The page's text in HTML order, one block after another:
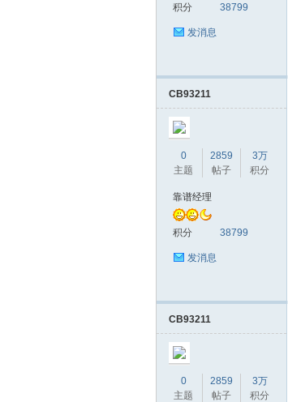
积分 38799
发消息
CB93211
0
主题
2859
帖子
3万
积分
靠谱经理
积分 38799
发消息
CB93211
0
主题
2859
帖子
3万
积分